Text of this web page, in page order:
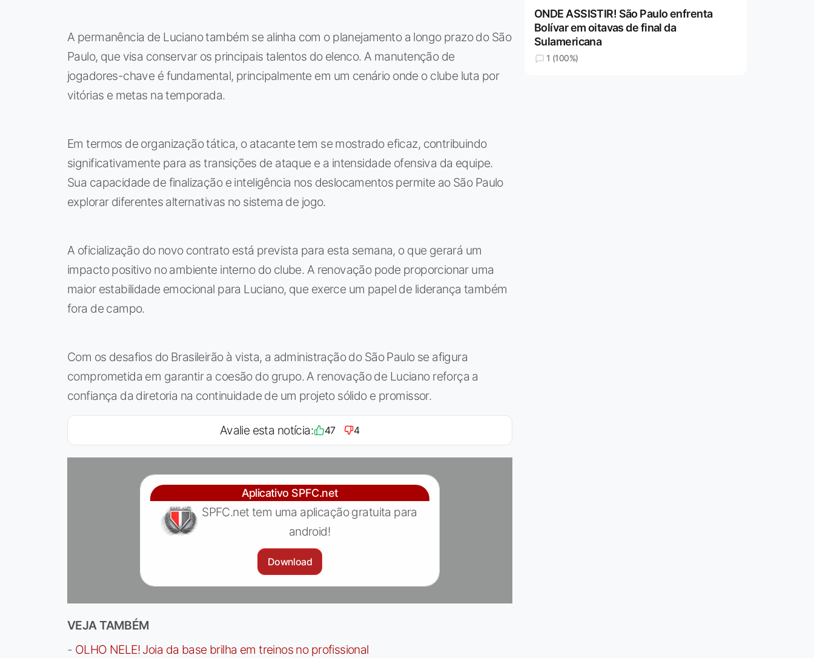
A permanência de Luciano também se alinha com o planejamento a longo prazo do São
Paulo, que visa conservar os principais talentos do elenco. A manutenção de
jogadores-chave é fundamental, principalmente em um cenário onde o clube luta por
vitórias e metas na temporada.
Em termos de organização tática, o atacante tem se mostrado eficaz, contribuindo
significativamente para as transições de ataque e a intensidade ofensiva da equipe.
Sua capacidade de finalização e inteligência nos deslocamentos permite ao São Paulo
explorar diferentes alternativas no sistema de jogo.
A oficialização do novo contrato está prevista para esta semana, o que gerará um
impacto positivo no ambiente interno do clube. A renovação pode proporcionar uma
maior estabilidade emocional para Luciano, que exerce um papel de liderança também
fora de campo.
Com os desafios do Brasileirão à vista, a administração do São Paulo se afigura
comprometida em garantir a coesão do grupo. A renovação de Luciano reforça a
confiança da diretoria na continuidade de um projeto sólido e promissor.
Avalie esta notícia: 47 4
Aplicativo SPFC.net
SPFC.net tem uma aplicação gratuita para
android!
Download
VEJA TAMBÉM
- OLHO NELE! Joia da base brilha em treinos no profissional
ONDE ASSISTIR! São Paulo enfrenta
Bolívar em oitavas de final da
Sulamericana
1 (100%)